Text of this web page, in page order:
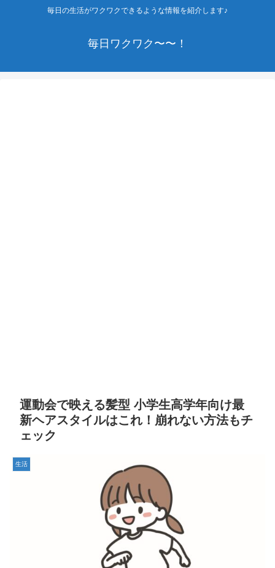
毎日の生活がワクワクできるような情報を紹介します♪
毎日ワクワク〜〜！
運動会で映える髪型 小学生高学年向け最
新ヘアスタイルはこれ！崩れない方法もチ
ェック
生活